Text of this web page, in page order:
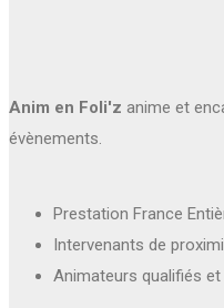
Anim en Foli'z anime et
évènements.
Prestation France
Intervenants de
Animateurs qualifiés